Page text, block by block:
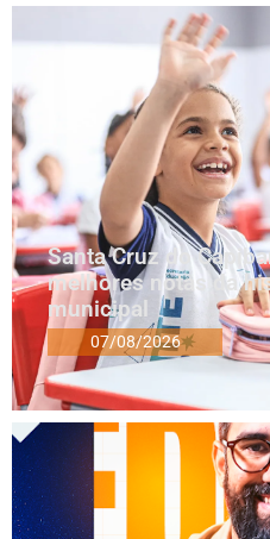
Santa Cruz do
melhores notas da
municipal
07/08/2026